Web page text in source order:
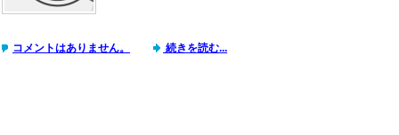
コメントはありません。 続きを読む...